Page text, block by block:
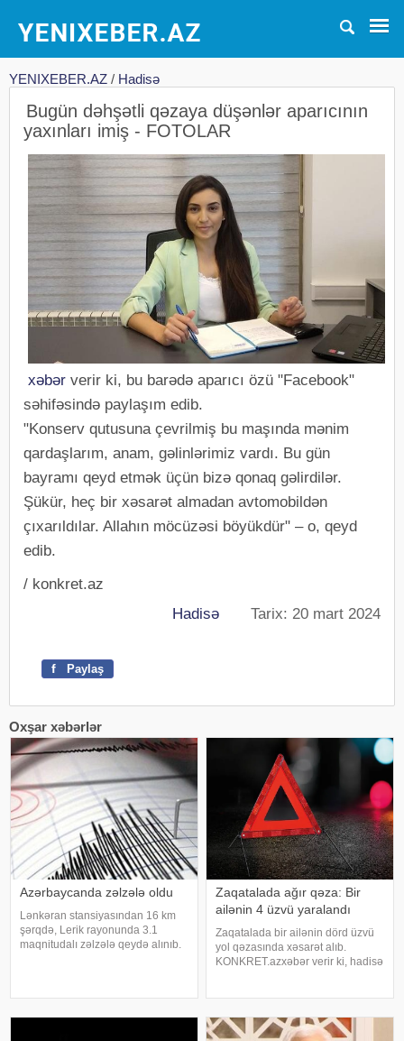
YENIXEBER.AZ / Hadisə
Bugün dəhşətli qəzaya düşənlər aparıcının
yaxınları imiş - FOTOLAR
xəbər verir ki, bu barədə aparıcı özü "Facebook"
səhifəsində paylaşım edib.
"Konserv qutusuna çevrilmiş bu maşında mənim
qardaşlarım, anam, gəlinlərimiz vardı. Bu gün
bayramı qeyd etmək üçün bizə qonaq gəlirdilər.
Şükür, heç bir xəsarət almadan avtomobildən
çıxarıldılar. Allahın möcüzəsi böyükdür" – o, qeyd
edib.
/ konkret.az
Hadisə Tarix: 20 mart 2024
f Paylaş
Oxşar xəbərlər
Azərbaycanda zəlzələ oldu
Lənkəran stansiyasından 16 km
şərqdə, Lerik rayonunda 3.1
maqnitudalı zəlzələ qeydə alınıb.
də qeydə alınan yeraltı təkanların
ocağ
Zaqatalada ağır qəza: Bir
ailənin 4 üzvü yaralandı
Zaqatalada bir ailənin dörd üzvü
yol qəzasında xəsarət alıb.
KONKRET.azxəbər verir ki, hadisə
idarəetmədən çıxaraq aşıb. Qəza
zaman